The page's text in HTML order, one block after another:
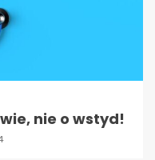
nie o wstyd!